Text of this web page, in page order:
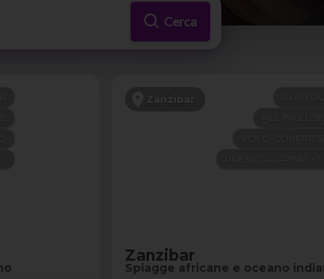
Cerca
Zanzibar
Zanzibar
Spiagge africane e oceano